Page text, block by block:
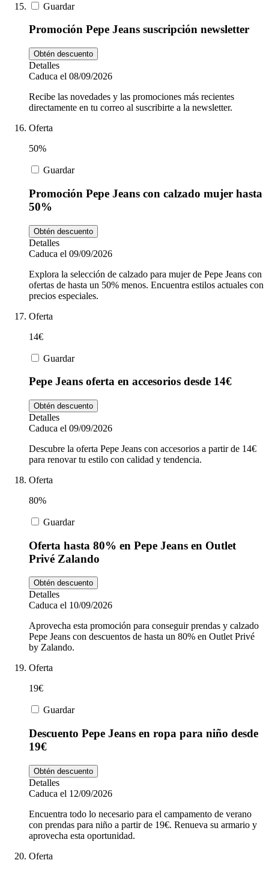
Guardar
Promoción Pepe Jeans suscripción newsletter
Obtén descuento
Detalles
Caduca el 08/09/2026
Recibe las novedades y las promociones más recientes
directamente en tu correo al suscribirte a la newsletter.
Oferta
50%
Guardar
Promoción Pepe Jeans con calzado mujer hasta
50%
Obtén descuento
Detalles
Caduca el 09/09/2026
Explora la selección de calzado para mujer de Pepe Jeans con
ofertas de hasta un 50% menos. Encuentra estilos actuales con
precios especiales.
Oferta
14€
Guardar
Pepe Jeans oferta en accesorios desde 14€
Obtén descuento
Detalles
Caduca el 09/09/2026
Descubre la oferta Pepe Jeans con accesorios a partir de 14€
para renovar tu estilo con calidad y tendencia.
Oferta
80%
Guardar
Oferta hasta 80% en Pepe Jeans en Outlet
Privé Zalando
Obtén descuento
Detalles
Caduca el 10/09/2026
Aprovecha esta promoción para conseguir prendas y calzado
Pepe Jeans con descuentos de hasta un 80% en Outlet Privé
by Zalando.
Oferta
19€
Guardar
Descuento Pepe Jeans en ropa para niño desde
19€
Obtén descuento
Detalles
Caduca el 12/09/2026
Encuentra todo lo necesario para el campamento de verano
con prendas para niño a partir de 19€. Renueva su armario y
aprovecha esta oportunidad.
Oferta